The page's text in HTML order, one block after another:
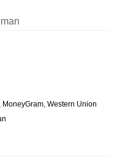
MoneyGram, Western Union